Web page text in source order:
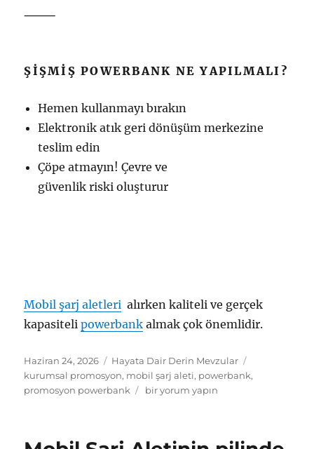
⸻
ŞIŞMIŞ POWERBANK NE YAPILMALI?
Hemen kullanmayı bırakın
Elektronik atık geri dönüşüm merkezine
teslim edin
Çöpe atmayın! Çevre ve
güvenlik riski oluşturur
Mobil şarj aletleri alırken kaliteli ve gerçek
kapasitelipowerbank almak çok önemlidir.
Yayın
tarihi
Haziran 24, 2026 Kategoriler
Hayata Dair Derin Mevzular
kurumsal promosyon, mobil şarj aleti, powerbank,
promosyon powerbank
Power
bir yorum yapın